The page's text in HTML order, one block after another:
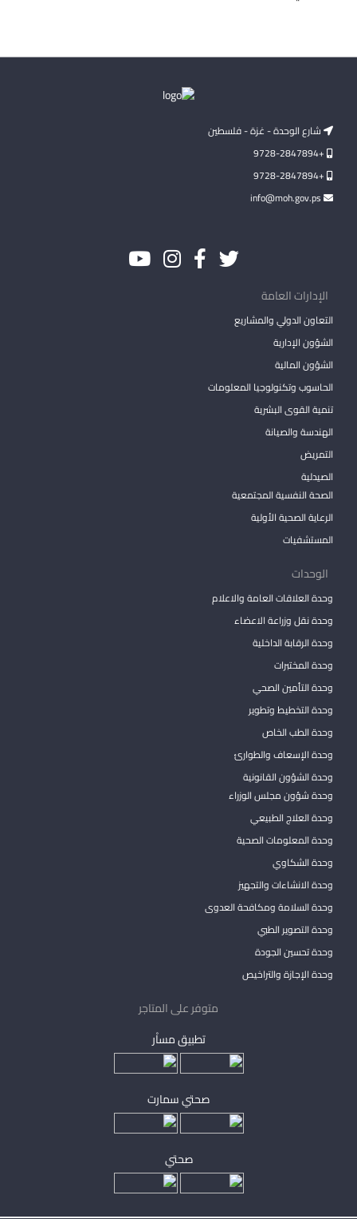
شارع الوحدة - غزة - فلسطين
+9728-2847894
+9728-2847894
الإدارات العامة
التعاون الدولي والمشاريع
الشؤون الإدارية
الشؤون المالية
الحاسوب وتكنولوجيا المعلومات
تنمية القوى البشرية
الهندسة والصيانة
التمريض
الصيدلية
الصحة النفسية المجتمعية
الرعاية الصحية الأولية
المستشفيات
الوحدات
وحدة العلاقات العامة والاعلام
وحدة نقل وزراعة الاعضاء
وحدة الرقابة الداخلية
وحدة المختبرات
وحدة التأمين الصحي
وحدة التخطيط وتطوير
وحدة الطب الخاص
وحدة الإسعاف والطوارئ
وحدة الشؤون القانونية
وحدة شؤون مجلس الوزراء
وحدة العلاج الطبيعي
وحدة المعلومات الصحية
وحدة الشكاوي
وحدة الانشاءات والتجهيز
وحدة السلامة ومكافحة العدوى
وحدة التصوير الطبي
وحدة تحسين الجودة
وحدة الإجازة والتراخيص
متوفر على المتاجر
تطبيق مساْر
صحتي سمارت
صحتي